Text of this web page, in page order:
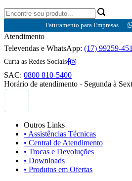
Faturamento para Empresas
Atendimento
Televendas e WhatsApp: (17) 99259-
Curta as Redes Sociais
SAC: 0800 810-5400
Horário de atendimento - Segunda à
Outros Links
• Assistências Técnicas
• Central de Atendimento
• Trocas e Devoluções
• Downloads
• Produtos em Ofertas